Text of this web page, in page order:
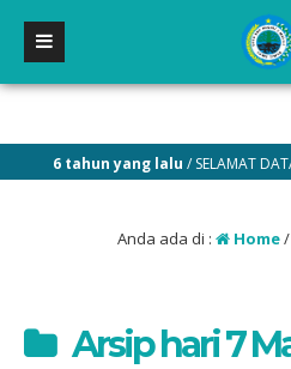
6 tahun yang lalu / SELAMAT DATANG
Anda ada di : Home/
Arsip hari 7